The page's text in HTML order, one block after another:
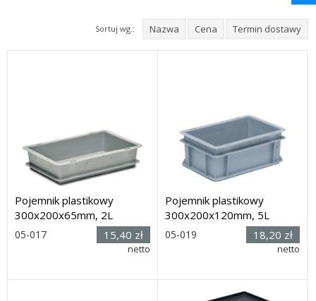
Sortuj wg.: Nazwa Cena Termin dostawy
Pojemnik plastikowy
300x200x65mm, 2L
05-017 15,40 zł
netto
Pojemnik plastikowy
300x200x120mm, 5L
05-019 18,20 zł
netto